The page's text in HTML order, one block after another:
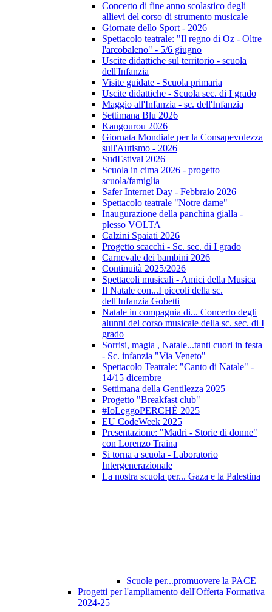
Concerto di fine anno scolastico degli
allievi del corso di strumento musicale
Giornate dello Sport - 2026
Spettacolo teatrale: "Il regno di Oz - Oltre
l'arcobaleno" - 5/6 giugno
Uscite didattiche sul territorio - scuola
dell'Infanzia
Visite guidate - Scuola primaria
Uscite didattiche - Scuola sec. di I grado
Maggio all'Infanzia - sc. dell'Infanzia
Settimana Blu 2026
Kangourou 2026
Giornata Mondiale per la Consapevolezza
sull'Autismo - 2026
SudEstival 2026
Scuola in cima 2026 - progetto
scuola/famiglia
Safer Internet Day - Febbraio 2026
Spettacolo teatrale "Notre dame"
Inaugurazione della panchina gialla -
plesso VOLTA
Calzini Spaiati 2026
Progetto scacchi - Sc. sec. di I grado
Carnevale dei bambini 2026
Continuità 2025/2026
Spettacoli musicali - Amici della Musica
Il Natale con...I piccoli della sc.
dell'Infanzia Gobetti
Natale in compagnia di... Concerto degli
alunni del corso musicale della sc. sec. di I
grado
Sorrisi, magia , Natale...tanti cuori in festa
- Sc. infanzia "Via Veneto"
Spettacolo Teatrale: "Canto di Natale" -
14/15 dicembre
Settimana della Gentilezza 2025
Progetto "Breakfast club"
#IoLeggoPERCHÈ 2025
EU CodeWeek 2025
Presentazione: "Madri - Storie di donne"
con Lorenzo Traina
Si torna a scuola - Laboratorio
Intergenerazionale
La nostra scuola per... Gaza e la Palestina
Scuole per...promuovere la PACE
Progetti per l'ampliamento dell'Offerta Formativa
2024-25